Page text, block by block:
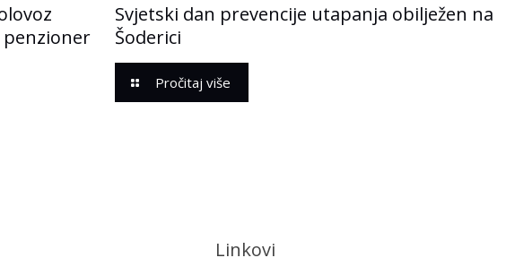
penzioner
Svjetski dan prevencije utapanja obilježen na
Šoderici
Pročitaj više
Linkovi